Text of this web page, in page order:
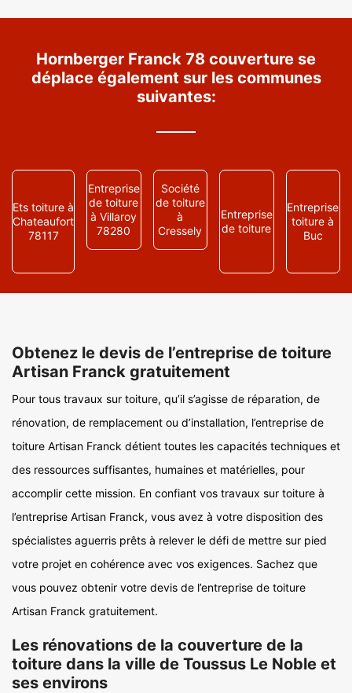
Hornberger Franck 78 couverture se
déplace également sur les communes
suivantes:
Ets toiture à
Chateaufort
78117
Entreprise
de toiture
à Villaroy
78280
Société
de toiture
à
Cressely
Entreprise
de toiture
Entreprise
toiture à
Buc
Obtenez le devis de l’entreprise de toiture
Artisan Franck gratuitement
Pour tous travaux sur toiture, qu’il s’agisse de réparation, de
rénovation, de remplacement ou d’installation, l’entreprise de
toiture Artisan Franck détient toutes les capacités techniques et
des ressources suffisantes, humaines et matérielles, pour
accomplir cette mission. En confiant vos travaux sur toiture à
l’entreprise Artisan Franck, vous avez à votre disposition des
spécialistes aguerris prêts à relever le défi de mettre sur pied
votre projet en cohérence avec vos exigences. Sachez que
vous pouvez obtenir votre devis de l’entreprise de toiture
Artisan Franck gratuitement.
Les rénovations de la couverture de la
toiture dans la ville de Toussus Le Noble et
ses environs